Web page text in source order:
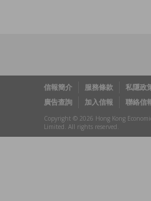
信報簡介 服務條款 私隱政
廣告查詢
加入信報 聯絡信
Copyright © 2026 Hong Kong
Limited. All rights reserved.